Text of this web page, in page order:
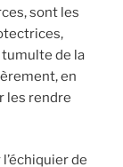
sont les
tumulte de la
en
les rendre
de